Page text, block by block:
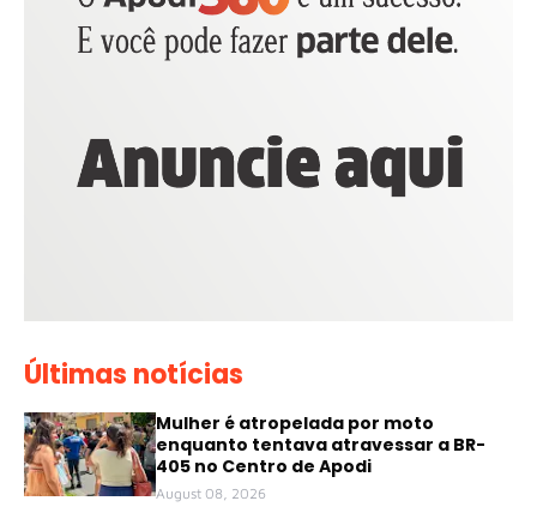
Últimas notícias
Mulher é atropelada por moto
enquanto tentava atravessar a BR-
405 no Centro de Apodi
August 08, 2026